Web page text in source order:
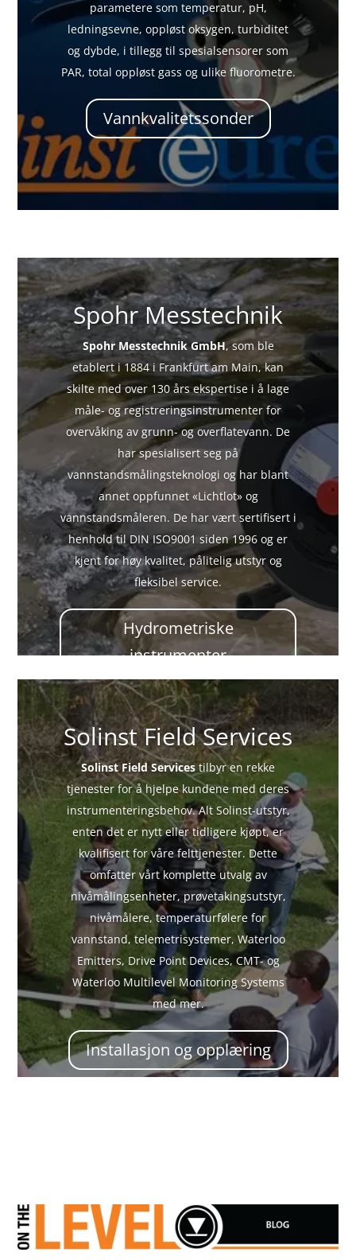
parametere som temperatur, pH,
ledningsevne, oppløst oksygen, turbiditet
og dybde, i tillegg til spesialsensorer som
PAR, total oppløst gass og ulike fluorometre.
Vannkvalitetssonder
Spohr Messtechnik
Spohr Messtechnik GmbH, som ble
etablert i 1884 i Frankfurt am Main, kan
skilte med over 130 års ekspertise i å lage
måle- og registreringsinstrumenter for
overvåking av grunn- og overflatevann. De
har spesialisert seg på
vannstandsmålingsteknologi og har blant
annet oppfunnet «Lichtlot» og
vannstandsmåleren. De har vært sertifisert i
henhold til DIN ISO9001 siden 1996 og er
kjent for høy kvalitet, pålitelig utstyr og
fleksibel service.
Hydrometriske
instrumenter
Solinst Field Services
Solinst Field Servicestilbyr en rekke
tjenester for å hjelpe kundene med deres
instrumenteringsbehov. Alt Solinst-utstyr,
enten det er nytt eller tidligere kjøpt, er
kvalifisert for våre felttjenester. Dette
omfatter vårt komplette utvalg av
nivåmålingsenheter, prøvetakingsutstyr,
nivåmålere, temperaturfølere for
vannstand, telemetrisystemer, Waterloo
Emitters, Drive Point Devices, CMT- og
Waterloo Multilevel Monitoring Systems
med mer.
Installasjon og opplæring